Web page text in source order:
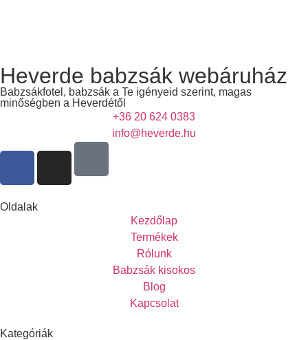
Heverde babzsák webáruház
Babzsákfotel, babzsák a Te igényeid szerint, magas
minőségben a Heverdétől
+36 20 624 0383
info@heverde.hu
Oldalak
Kezdőlap
Termékek
Rólunk
Babzsák kisokos
Blog
Kapcsolat
Kategóriák